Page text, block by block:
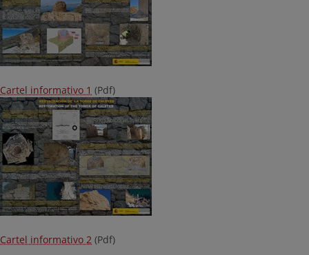
Cartel informativo 1 (Pdf)
Cartel informativo 2 (Pdf)